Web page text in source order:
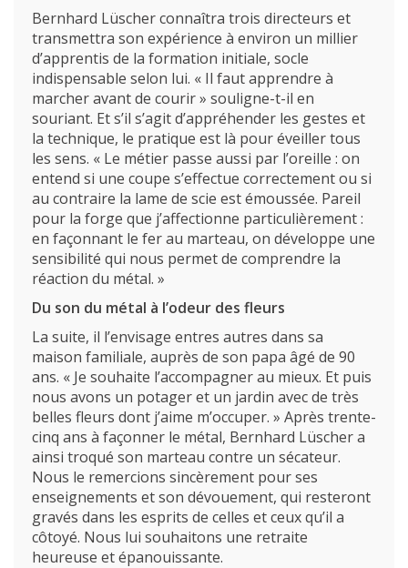
L’école
Formations
Promotion des métiers
Métiers
Actualités
Contact
Emploi
proFonds
Portes ouvertes 2026
Cours interentreprises
Tests d’aptitudes
Recherche
(Par exemple: un métier ou une formation)
Bernhard Lüscher connaîtra trois directeurs et
transmettra son expérience à environ un millier
d’apprentis de la formation initiale, socle
indispensable selon lui. « Il faut apprendre à
marcher avant de courir » souligne-t-il en
souriant. Et s’il s’agit d’appréhender les gestes et
la technique, le pratique est là pour éveiller tous
les sens. « Le métier passe aussi par l’oreille : on
entend si une coupe s’effectue correctement ou si
au contraire la lame de scie est émoussée. Pareil
pour la forge que j’affectionne particulièrement :
en façonnant le fer au marteau, on développe une
sensibilité qui nous permet de comprendre la
réaction du métal. »
Du son du métal à l’odeur des fleurs
La suite, il l’envisage entres autres dans sa
maison familiale, auprès de son papa âgé de 90
ans. « Je souhaite l’accompagner au mieux. Et puis
nous avons un potager et un jardin avec de très
belles fleurs dont j’aime m’occuper. » Après trente-
cinq ans à façonner le métal, Bernhard Lüscher a
ainsi troqué son marteau contre un sécateur.
Nous le remercions sincèrement pour ses
enseignements et son dévouement, qui resteront
gravés dans les esprits de celles et ceux qu’il a
côtoyé. Nous lui souhaitons une retraite
heureuse et épanouissante.